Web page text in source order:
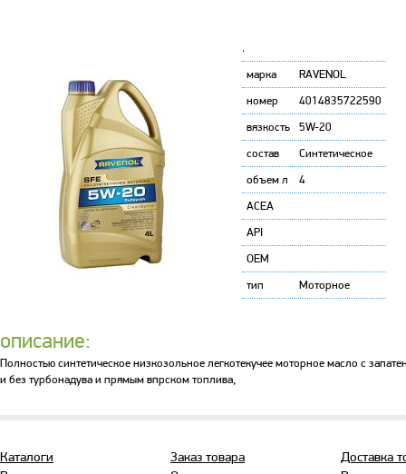
'
марка
RAVENOL
номер
4014835722590
вязкость
5W-20
состав
Синтетическое
объем л
4
ACEA
API
OEM
тип
Моторное
описание:
Полностью cинтетическое низкозольное легкотекучее моторное масло с
и без турбонадува и прямым впрском топлива,
Каталоги
Заказ товара
Доставка